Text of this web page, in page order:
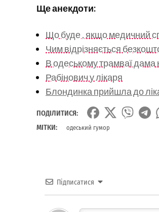
Ще анекдоти:
Що буде , якщо медичний
Чим відрізняється
В одеському трамваї дама
Рабінович у лікаря
Блондинка прийшла до
ПОДІЛИТИСЯ:
МІТКИ:
одеський гумор
Підписатися